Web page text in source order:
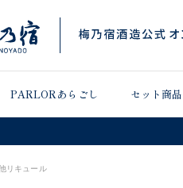
PARLORあらごし セット商品
リキュール